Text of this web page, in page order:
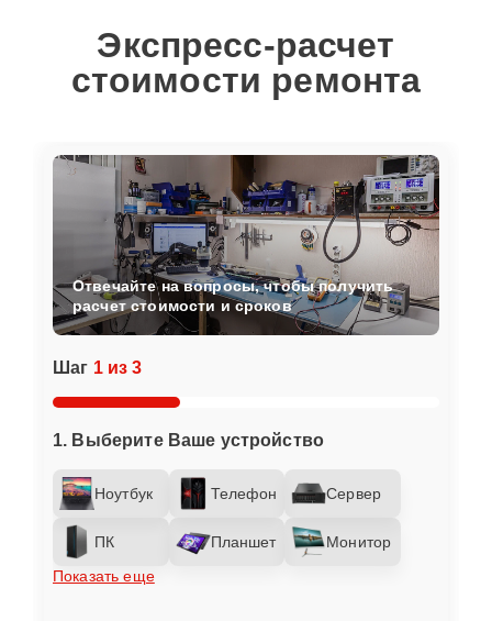
Экспресс-расчет
стоимости ремонта
Шаг 1 из 3
1. Выберите Ваше устройство
Ноутбук Телефон Сервер
ПК Планшет
Монитор
Показать еще
Отвечайте на вопросы, чтобы получить
расчет стоимости и сроков